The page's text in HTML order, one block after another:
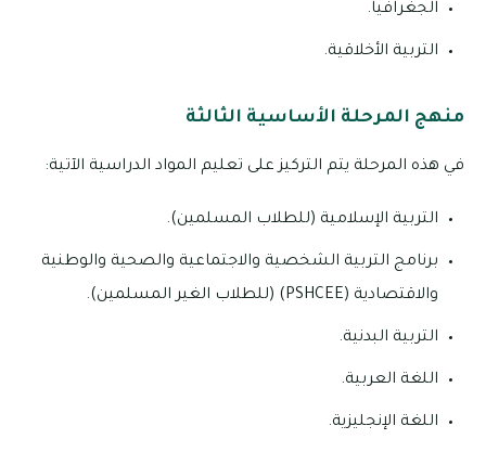
الجغرافيا.
التربية الأخلاقية.
منهج المرحلة الأساسية الثالثة
في هذه المرحلة يتم التركيز على تعليم المواد الدراسية الآتية:
التربية الإسلامية (للطلاب المسلمين).
برنامج التربية الشخصية والاجتماعية والصحية والوطنية
والاقتصادية (PSHCEE) (للطلاب الغير المسلمين).
التربية البدنية.
اللغة العربية.
اللغة الإنجليزية.